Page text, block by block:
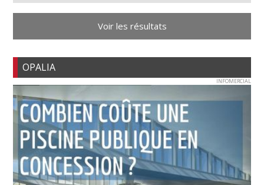
Voir les résultats
OPALIA
INFOMERCIAL